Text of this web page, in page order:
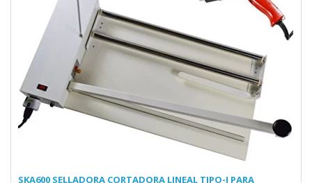
SKA600 SELLADORA CORTADORA LINEAL TIPO-I PARA